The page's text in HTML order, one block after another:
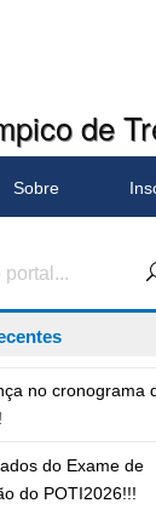
de
Sobre
no cronograma
do Exame de
do POTI2026!!!